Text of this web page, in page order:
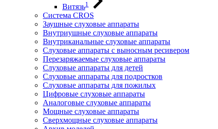
Витязь1
Система CROS
Заушные слуховые аппараты
Внутриушные слуховые аппараты
Внутриканальные слуховые аппараты
Слуховые аппараты с выносным ресивером
Перезаряжаемые слуховые аппараты
Слуховые аппараты для детей
Слуховые аппараты для подростков
Слуховые аппараты для пожилых
Цифровые слуховые аппараты
Аналоговые слуховые аппараты
Мощные слуховые аппараты
Сверхмощные слуховые аппараты